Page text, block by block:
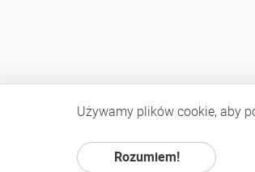
Używamy plików cookie, aby
Rozumiem!